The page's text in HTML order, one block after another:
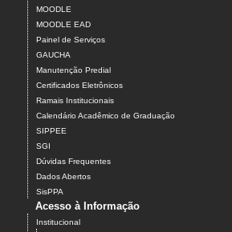
MOODLE
MOODLE EAD
Painel de Serviços
GAUCHA
Manutenção Predial
Certificados Eletrônicos
Ramais Institucionais
Calendário Acadêmico de Graduação
SIPPEE
SGI
Dúvidas Frequentes
Dados Abertos
SisPPA
Acesso à Informação
Institucional